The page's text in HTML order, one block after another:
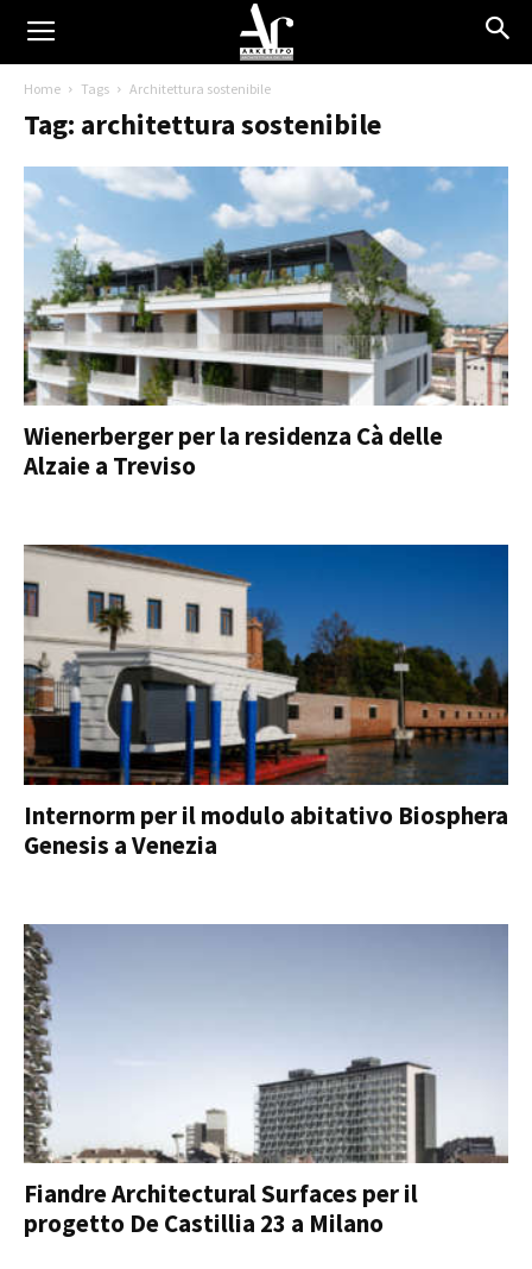
Home Tags Architettura sostenibile
Tag: architettura sostenibile
Wienerberger per la residenza Cà delle
Alzaie a Treviso
Internorm per il modulo abitativo Biosphera
Genesis a Venezia
Fiandre Architectural Surfaces per il
progetto De Castillia 23 a Milano